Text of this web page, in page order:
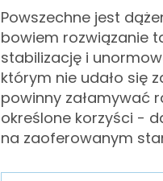
Powszechne jest
bowiem rozwiązanie
stabilizację i
którym nie udało się
powinny załamywać
określone korzyści -
na zaoferowanym